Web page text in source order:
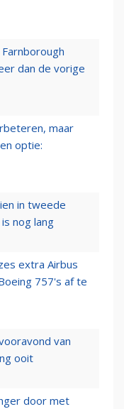
dan de vorige
maar
optie:
in tweede
nog lang
extra Airbus
757's af te
van
ooit
door met